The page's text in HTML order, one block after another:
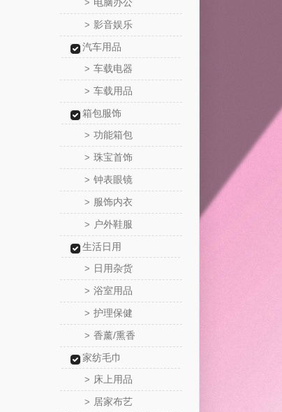
>
> 影音娱乐
汽车用品
> 车载电器
> 车载用品
箱包服饰
> 功能箱包
> 珠宝首饰
> 钟表眼镜
> 服饰内衣
> 户外鞋服
生活日用
> 日用杂货
> 浴室用品
> 护理保健
> 香薰/熏香
家纺毛巾
> 床上用品
> 居家布艺